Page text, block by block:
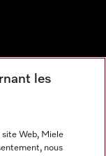
les
Web, Miele
nous